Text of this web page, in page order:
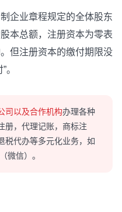
业章程规定的全体股东
本总额，注册资本为零表
但注册资本的缴付期限没
。
司以及合作机构办理各种
册，代理记账，商标注
税代办等多元化业务，如
（微信）。